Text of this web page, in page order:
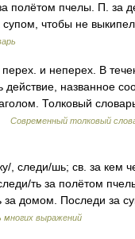
полётом пчелы. П. за
чтобы не
и неперех. В
действие, названное
Толковый
Современный толковый
, следи/шь; св. за кем
ть за полётом
за домом. Последи за
многих выражений